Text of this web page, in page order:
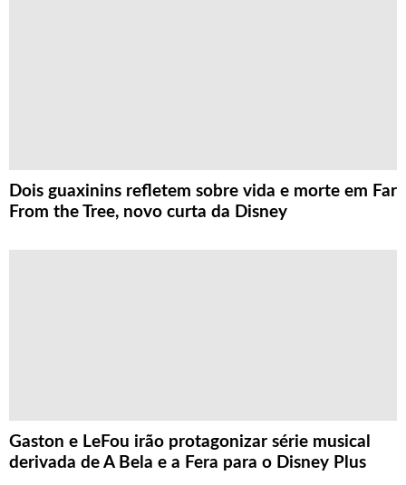
Dois guaxinins refletem sobre vida e morte em Far
From the Tree, novo curta da Disney
Gaston e LeFou irão protagonizar série musical
derivada de A Bela e a Fera para o Disney Plus